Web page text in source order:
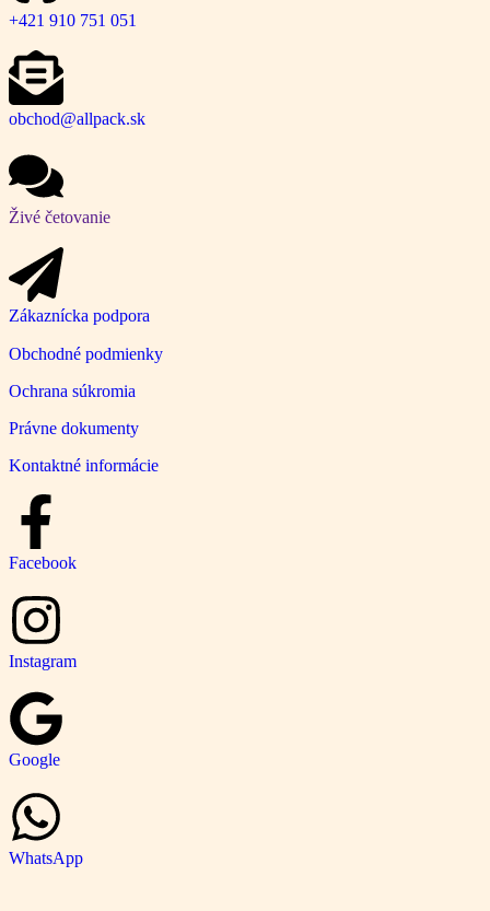
+421 910 751 051
obchod@allpack.sk
Živé četovanie
Zákaznícka podpora
Obchodné podmienky
Ochrana súkromia
Právne dokumenty
Kontaktné informácie
Facebook
Instagram
Google
WhatsApp